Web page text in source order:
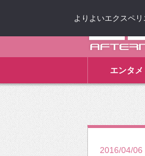
エンタメ
2016/04/06
よりよいエクスペ